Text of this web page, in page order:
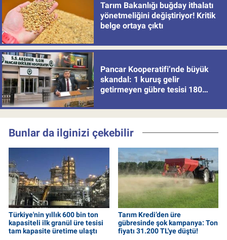
Tarım Bakanlığı buğday ithalatı
yönetmeliğini değiştiriyor! Kritik
belge ortaya çıktı
Pancar Kooperatifi’nde büyük
skandal: 1 kuruş gelir
getirmeyen gübre tesisi 180
Bunlar da ilginizi çekebilir
Türkiye'nin yıllık 600 bin ton
kapasiteli ilk granül üre tesisi
tam kapasite üretime ulaştı
Tarım Kredi’den üre
gübresinde şok kampanya: Ton
fiyatı 31.200 TL'ye düştü!